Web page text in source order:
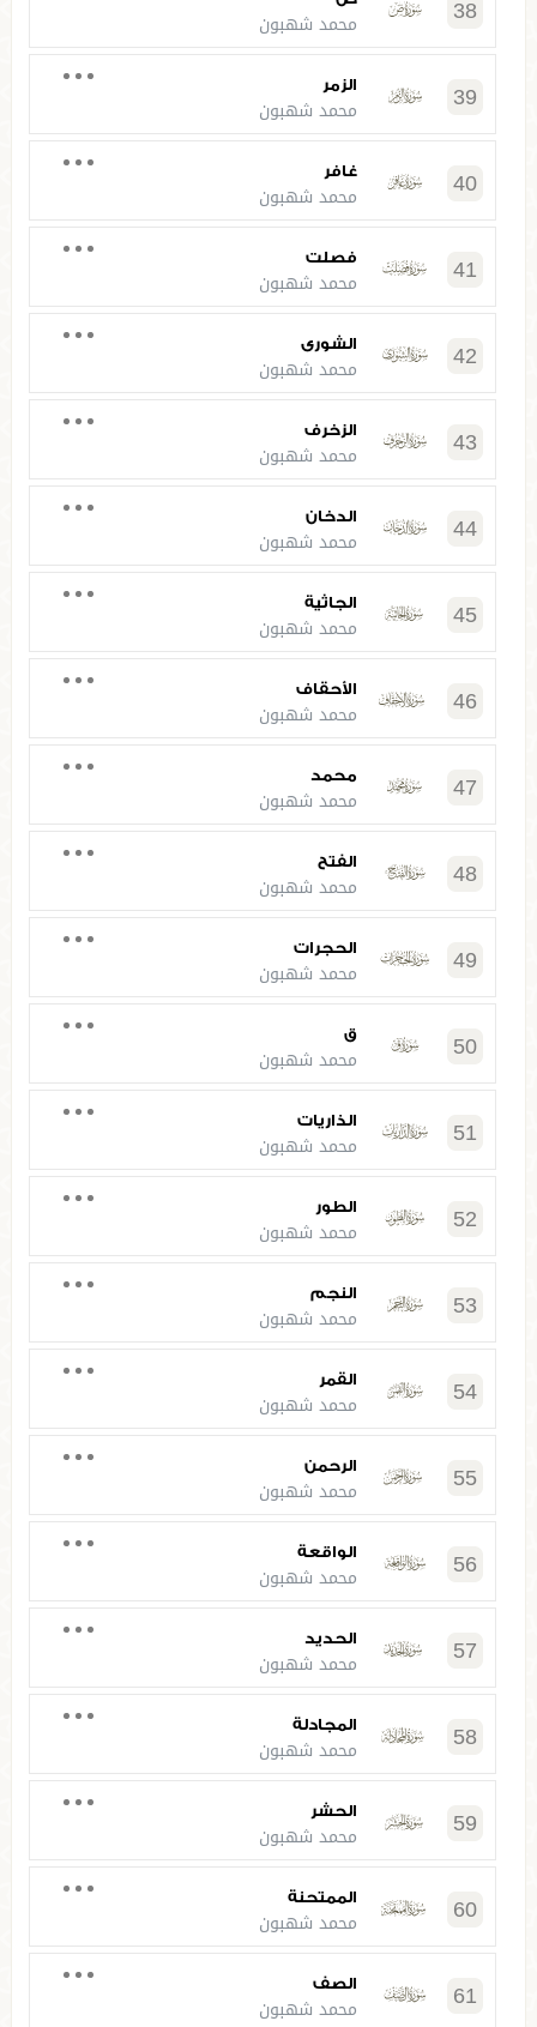
38 محمد شهبون
39 الزمر
محمد شهبون
40 غافر
محمد شهبون
41 فصلت
محمد شهبون
42 الشورى
محمد شهبون
43 الزخرف
محمد شهبون
44 الدخان
محمد شهبون
45 الجاثية
محمد شهبون
46 الأحقاف
محمد شهبون
47 محمد
محمد شهبون
48 الفتح
محمد شهبون
49 الحجرات
محمد شهبون
50 ق
محمد شهبون
51 الذاريات
محمد شهبون
52 الطور
محمد شهبون
53 النجم
محمد شهبون
54 القمر
محمد شهبون
55 الرحمن
محمد شهبون
56 الواقعة
محمد شهبون
57 الحديد
محمد شهبون
58 المجادلة
محمد شهبون
59 الحشر
محمد شهبون
60 الممتحنة
محمد شهبون
61 الصف
محمد شهبون